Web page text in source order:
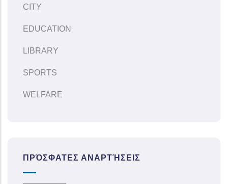
CITY
EDUCATION
LIBRARY
SPORTS
WELFARE
ΠΡΌΣΦΑΤΕΣ ΑΝΑΡΤΉΣΕΙΣ